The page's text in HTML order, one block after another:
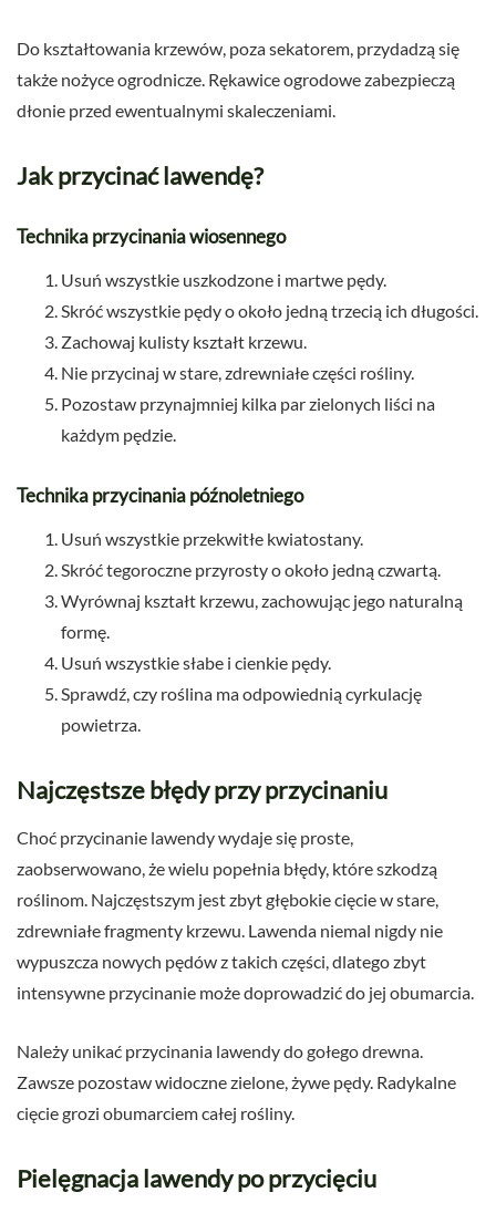
Do kształtowania krzewów, poza sekatorem, przydadzą się
także nożyce ogrodnicze. Rękawice ogrodowe zabezpieczą
dłonie przed ewentualnymi skaleczeniami.
Jak przycinać lawendę?
Technika przycinania wiosennego
Usuń wszystkie uszkodzone i martwe pędy.
Skróć wszystkie pędy o około jedną trzecią ich długości.
Zachowaj kulisty kształt krzewu.
Nie przycinaj w stare, zdrewniałe części rośliny.
Pozostaw przynajmniej kilka par zielonych liści na
każdym pędzie.
Technika przycinania późnoletniego
Usuń wszystkie przekwitłe kwiatostany.
Skróć tegoroczne przyrosty o około jedną czwartą.
Wyrównaj kształt krzewu, zachowując jego naturalną
formę.
Usuń wszystkie słabe i cienkie pędy.
Sprawdź, czy roślina ma odpowiednią cyrkulację
powietrza.
Najczęstsze błędy przy przycinaniu
Choć przycinanie lawendy wydaje się proste,
zaobserwowano, że wielu popełnia błędy, które szkodzą
roślinom. Najczęstszym jest zbyt głębokie cięcie w stare,
zdrewniałe fragmenty krzewu. Lawenda niemal nigdy nie
wypuszcza nowych pędów z takich części, dlatego zbyt
intensywne przycinanie może doprowadzić do jej obumarcia.
Należy unikać przycinania lawendy do gołego drewna.
Zawsze pozostaw widoczne zielone, żywe pędy. Radykalne
cięcie grozi obumarciem całej rośliny.
Pielęgnacja lawendy po przycięciu